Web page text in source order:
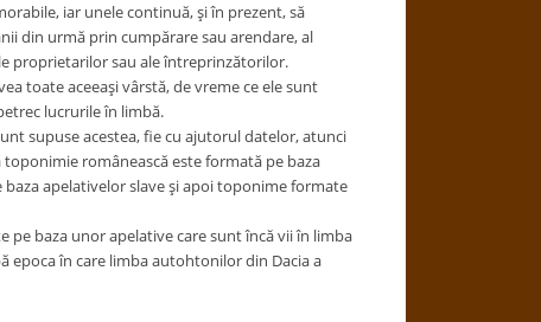
iar unele continuă, şi în prezent, să
din urmă prin cumpărare sau arendare, al
proprietarilor sau ale întreprinzătorilor.
toate aceeaşi vârstă, de vreme ce ele sunt
lucrurile în limbă.
supuse acestea, fie cu ajutorul datelor, atunci
românească este formată pe baza
apelativelor slave şi apoi toponime formate
pe baza unor apelative care sunt încă vii în limba
epoca în care limba autohtonilor din Dacia a